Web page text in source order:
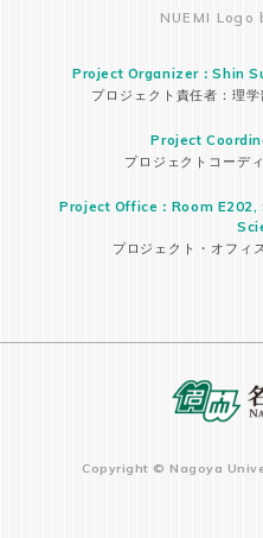
NUEMI Logo
Project Organizer：Shin
プロジェクト責任者：理
Project
プロジェクトコーデ
Project Office：Room
プロジェクト・オフィ
Copyright © Nagoya